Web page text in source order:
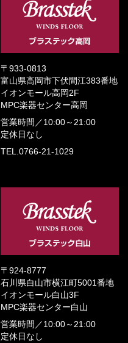
〒933-0813
富山県高岡市下伏間江383番地
イオンモール高岡2F
MPC楽器センター高岡
営業時間／ 10:00～21:00
定休日なし
TEL.0766-21-1029
〒924-8777
石川県白山市横江町5001番地
イオンモール白山3F
MPC楽器センター白山
営業時間／ 10:00～21:00
定休日なし